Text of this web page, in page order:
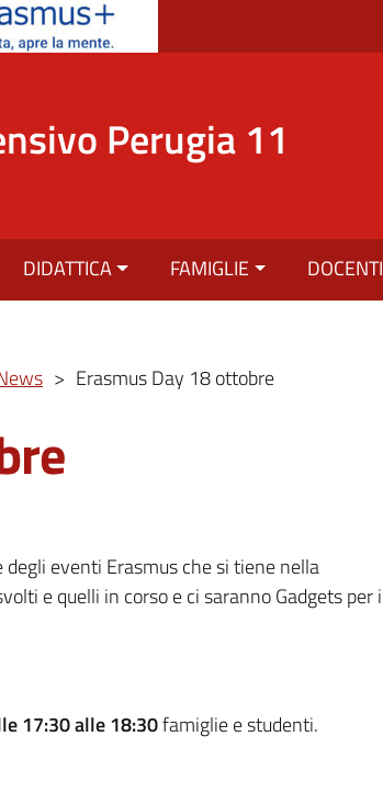
Perugia 11
DIDATTICA FAMIGLIE DOCENTI
> Erasmus Day 18 ottobre
eventi Erasmus che si tiene nella
e quelli in corso e ci saranno Gadgets per i
17:30 alle 18:30famiglie e studenti.